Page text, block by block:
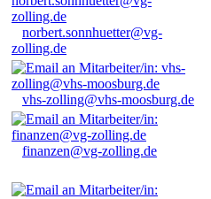
norbert.sonnhuetter@vg-
zolling.de
vhs-zolling@vhs-moosburg.de
finanzen@vg-zolling.de